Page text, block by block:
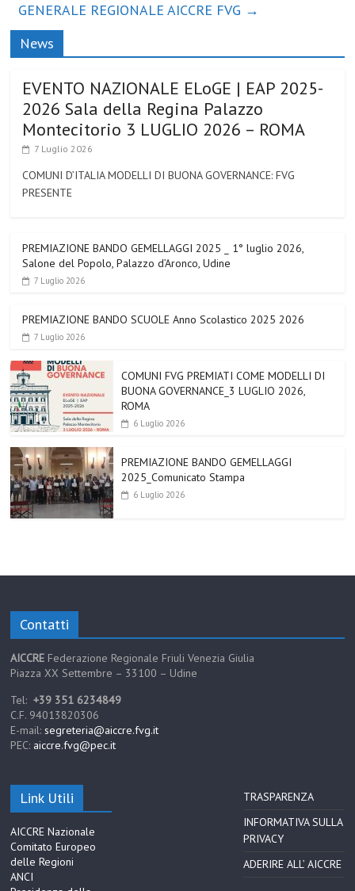
GENERALE REGIONALE AICCRE FVG →
News
EVENTO NAZIONALE ELoGE | EAP 2025-
2026 Sala della Regina Palazzo
Montecitorio 3 LUGLIO 2026 – ROMA
7 Luglio 2026
COMUNI D’ITALIA MODELLI DI BUONA GOVERNANCE: FVG
PRESENTE
PREMIAZIONE BANDO GEMELLAGGI 2025 _ 1° luglio 2026,
Salone del Popolo, Palazzo d’Aronco, Udine
7 Luglio 2026
PREMIAZIONE BANDO SCUOLE Anno Scolastico 2025 2026
7 Luglio 2026
COMUNI FVG PREMIATI COME MODELLI DI
BUONA GOVERNANCE_3 LUGLIO 2026,
ROMA
6 Luglio 2026
PREMIAZIONE BANDO GEMELLAGGI
2025_Comunicato Stampa
6 Luglio 2026
Contatti
AICCRE Federazione Regionale Friuli Venezia Giulia
Piazza XX Settembre – 33100 – Udine
Tel:+39 351 6234849
C.F. 94013820306
E-mail:segreteria@aiccre.fvg.it
PEC: aiccre.fvg@pec.it
Link Utili
AICCRE Nazionale
Comitato Europeo
delle Regioni
ANCI
TRASPARENZA
INFORMATIVA SULLA
PRIVACY
ADERIRE ALL’ AICCRE